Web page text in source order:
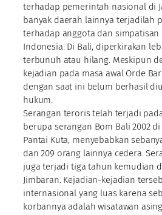
terhadap pemerintah nasional di
banyak daerah lainnya terjadilah
terhadap anggota dan simpatisan
Indonesia. Di Bali, diperkirakan
terbunuh atau hilang. Meskipun
kejadian pada masa awal Orde
dengan saat ini belum berhasil
hukum.
Serangan teroris telah terjadi
berupa serangan Bom Bali 2002
Pantai Kuta, menyebabkan
dan 209 orang lainnya cedera.
juga terjadi tiga tahun kemudian
Jimbaran. Kejadian-kejadian
internasional yang luas karena
korbannya adalah wisatawan